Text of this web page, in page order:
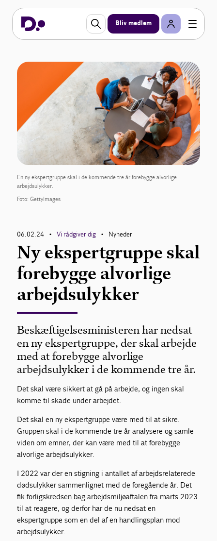
Bliv medlem
En ny ekspertgruppe skal i de kommende tre år forebygge alvorlige
arbejdsulykker.
Foto: GettyImages
06.02.24 • Vi rådgiver dig • Nyheder
Ny ekspertgruppe skal
forebygge alvorlige
arbejdsulykker
Beskæftigelsesministeren har nedsat
en ny ekspertgruppe, der skal arbejde
med at forebygge alvorlige
arbejdsulykker i de kommende tre år.
Det skal være sikkert at gå på arbejde, og ingen skal
komme til skade under arbejdet.
Det skal en ny ekspertgruppe være med til at sikre.
Gruppen skal i de kommende tre år analysere og samle
viden om emner, der kan være med til at forebygge
alvorlige arbejdsulykker.
I 2022 var der en stigning i antallet af arbejdsrelaterede
dødsulykker sammenlignet med de foregående år. Det
fik forligskredsen bag arbejdsmiljøaftalen fra marts 2023
til at reagere, og derfor har de nu nedsat en
ekspertgruppe som en del af en handlingsplan mod
arbejdsulykker.